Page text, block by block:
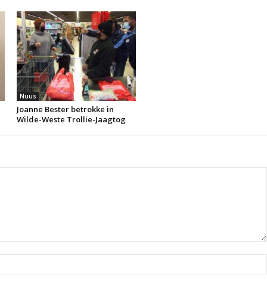
Nuus
Joanne Bester betrokke in
Wilde-Weste Trollie-Jaagtog